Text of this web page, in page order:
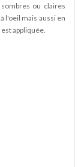
ou claires
l'oeil mais aussi en
appliquée.